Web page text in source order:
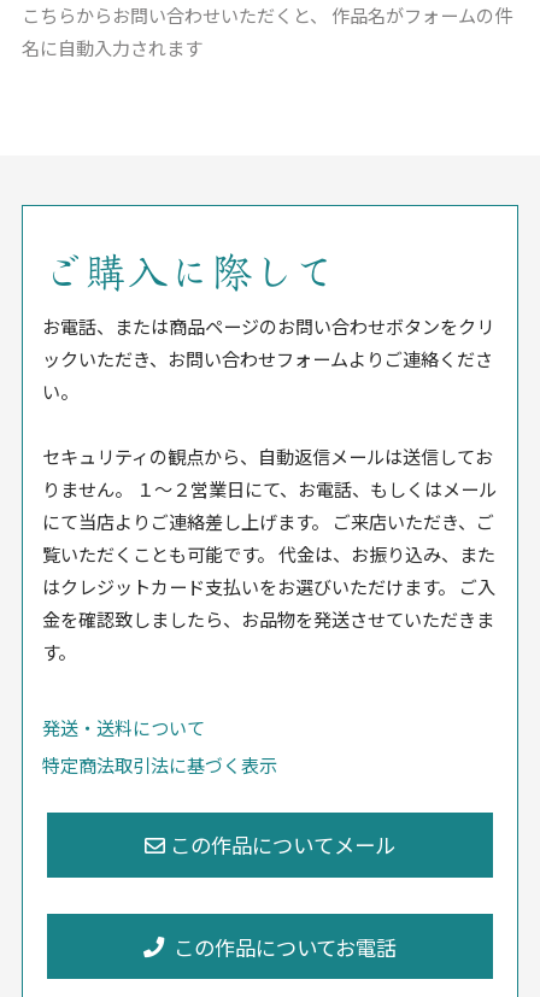
こちらからお問い合わせいただくと、
作品名がフォームの件
名に自動入力されます
ご購入に際して
お電話、または商品ページのお問い合わせボタンをクリ
ックいただき、お問い合わせフォームよりご連絡くださ
い。
セキュリティの観点から、自動返信メールは送信してお
りません。 １〜２営業日にて、お電話、もしくはメール
にて当店よりご連絡差し上げます。 ご来店いただき、ご
覧いただくことも可能です。 代金は、お振り込み、また
はクレジットカード支払いをお選びいただけます。 ご入
金を確認致しましたら、お品物を発送させていただきま
す。
発送・送料について
特定商法取引法に基づく表示
この作品についてお電話